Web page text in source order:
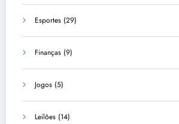
Esportes (29)
Finanças (9)
Jogos (5)
Leilões (14)